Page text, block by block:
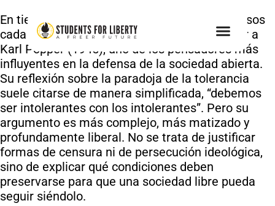
En tiempos de polarización creciente y discursos
cada vez más agresivos, es acertado retomar a
Karl Popper (1945), uno de los pensadores más
influyentes en la defensa de la sociedad abierta.
Su reflexión sobre la paradoja de la tolerancia
suele citarse de manera simplificada, “debemos
ser intolerantes con los intolerantes”. Pero su
argumento es más complejo, más matizado y
profundamente liberal. No se trata de justificar
formas de censura ni de persecución ideológica,
sino de explicar qué condiciones deben
preservarse para que una sociedad libre pueda
seguir siéndolo.